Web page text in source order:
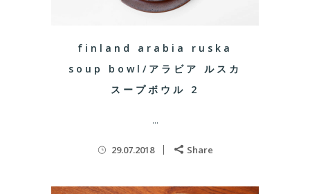
finland arabia ruska
soup bowl/アラビア ルスカ
スープボウル 2
...
29.07.2018 Share